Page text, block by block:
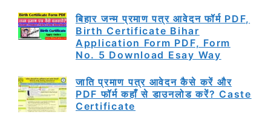
बिहार जन्म प्रमाण पत्र आवेदन फॉर्म PDF,
Birth Certificate Bihar
Application Form PDF, Form
No. 5 Download Esay Way
जाति प्रमाण पत्र आवेदन कैसे करें और
PDF फॉर्म कहाँ से डाउनलोड करें? Caste
Certificate